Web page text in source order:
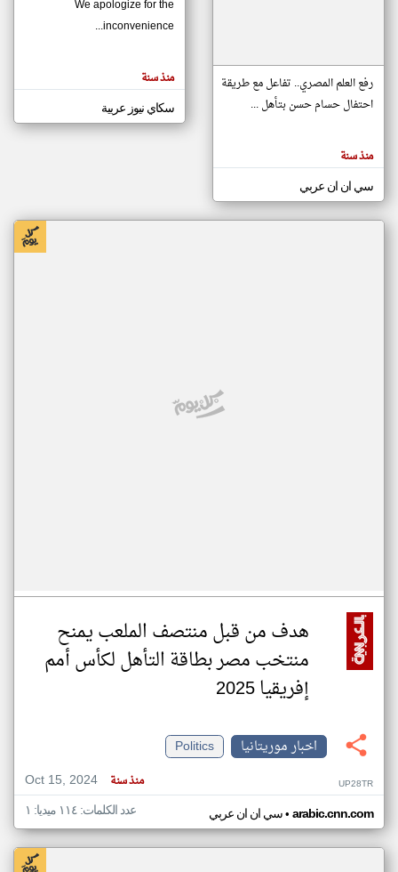
مصادر الأخبار من موريتانيا
اخبار موريتانيا على مدار الساعة
أهم اخبار موريتانيا العاجلة والمباشرة
المقالات
الموجوده
هنا عن
رفع العلم المصري.. تفاعل مع طريقة
احتفال حسام حسن بتأهل ...
منذ سنة
سي ان ان عربي
We apologize for the
inconvenience...
منذ سنة
سكاي نيوز عربية
هدف من قبل منتصف الملعب يمنح
منتخب مصر بطاقة التأهل لكأس أمم
إفريقيا 2025
اخبار موريتانيا
Politics
Oct 15, 2024
منذ سنة UP28TR
سي ان ان عربي• arabic.cnn.com عدد الكلمات: ١١٤ ميديا: ١
klyoum.com